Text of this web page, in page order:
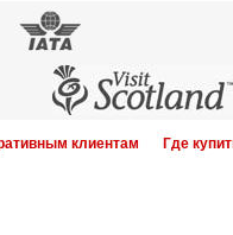
клиентам Где